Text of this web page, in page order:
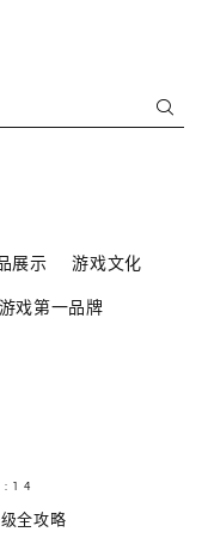
展示 游戏文化
戏第一品牌
全攻略